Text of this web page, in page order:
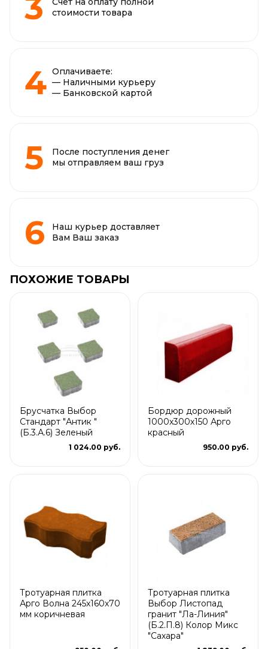
стоимости товара
Оплачиваете:
— Наличными курьеру
— Банковской картой
После поступления денег
мы отправляем ваш груз
Наш курьер доставляет
Вам Ваш заказ
ПОХОЖИЕ ТОВАРЫ
Брусчатка Выбор
Стандарт "Антик "
(Б.3.А.6) Зеленый
1 024.00 руб.
Бордюр дорожный
1000х300х150 Арго
красный
950.00 руб.
Тротуарная плитка
Арго Волна 245x160x70
мм коричневая
Тротуарная плитка
Выбор Листопад
гранит "Ла-Линия"
(Б.2.П.8) Колор Микс
"Сахара"